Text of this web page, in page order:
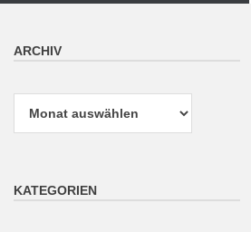
ARCHIV
KATEGORIEN